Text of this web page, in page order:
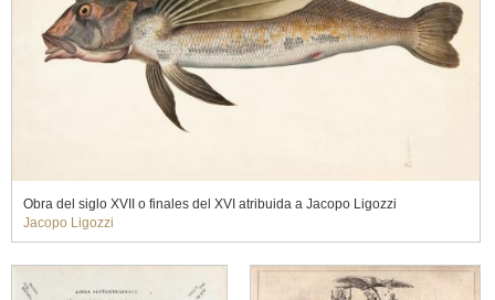
Obra del siglo XVII o finales del XVI atribuida a Jacopo Ligozzi
Jacopo Ligozzi